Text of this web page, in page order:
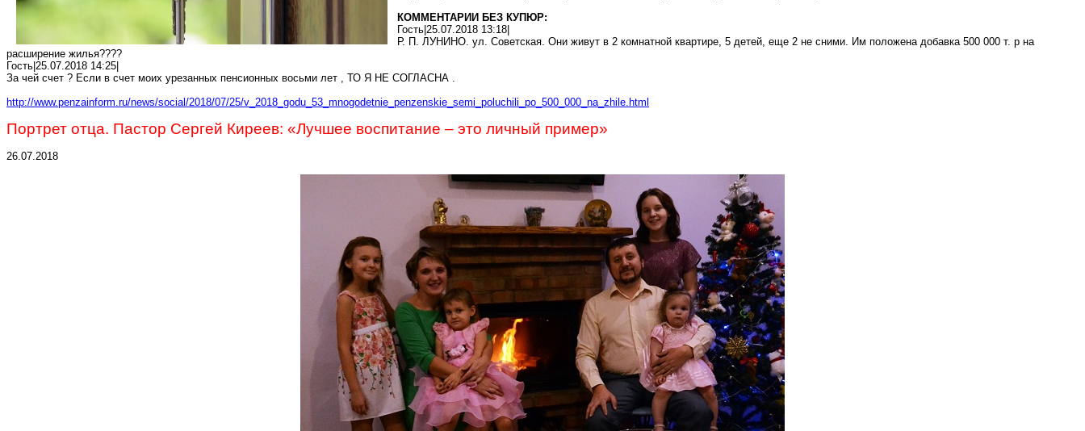
КОММЕНТАРИИ БЕЗ КУПЮР:
Гость|25.07.2018 13:18|
Р. П. ЛУНИНО. ул. Советская. Они живут в 2 комнатной квартире, 5 детей, еще 2 не сними. Им положена добавка 500 000 т. р на
расширение жилья????
Гость|25.07.2018 14:25|
За чей счет ? Если в счет моих урезанных пенсионных восьми лет , ТО Я НЕ СОГЛАСНА .
http://www.penzainform.ru/news/social/2018/07/25/v_2018_godu_53_mnogodetnie_penzenskie_semi_poluchili_po_500_000_na_zhile.html
Портрет отца. Пастор Сергей Киреев: «Лучшее воспитание – это личный пример»
26.07.2018